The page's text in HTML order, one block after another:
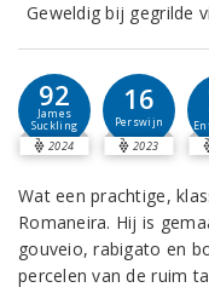
Geweldig bij gegrilde
92
James
Suckling
2024
16
Perswijn
2023
Wat een prachtige,
Romaneira. Hij is
gouveio, rabigato en
percelen van de ruim